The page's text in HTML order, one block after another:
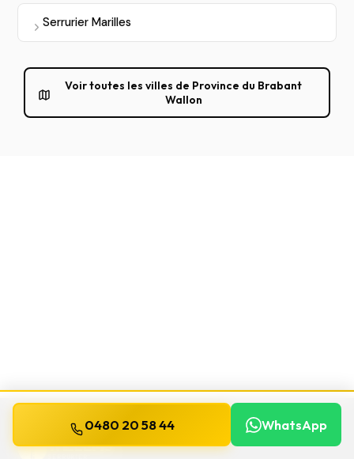
Serrurier Marilles
Voir toutes les villes de Province du Brabant
Wallon
WILLEMS
0480 20 58 44 WhatsApp